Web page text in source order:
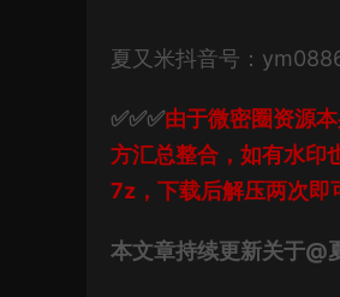
夏又米抖音号：
✅✅✅由于微密圈资源
方汇总整合，如有水印
7z，下载后解压两次即
本文章持续更新关于@